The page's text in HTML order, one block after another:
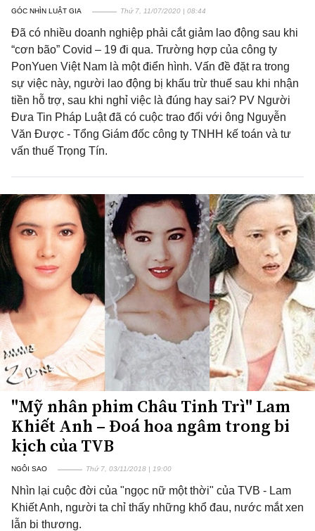
GÓC NHÌN LUẬT GIA Thứ 7, 11/07/2020 | 08:44
Đã có nhiều doanh nghiệp phải cắt giảm lao động sau khi
“cơn bão” Covid – 19 đi qua. Trường hợp của công ty
PonYuen Việt Nam là một điển hình. Vấn đề đặt ra trong
sự việc này, người lao động bị khấu trừ thuế sau khi nhận
tiền hỗ trợ, sau khi nghỉ việc là đúng hay sai? PV Người
Đưa Tin Pháp Luật đã có cuộc trao đổi với ông Nguyễn
Văn Được - Tổng Giám đốc công ty TNHH kế toán và tư
vấn thuế Trọng Tín.
"Mỹ nhân phim Châu Tinh Trì" Lam
Khiết Anh – Đoá hoa ngâm trong bi
kịch của TVB
NGÔI SAO Thứ 7, 03/11/2018 | 19:00
Nhìn lại cuộc đời của "ngọc nữ một thời" của TVB - Lam
Khiết Anh, người ta chỉ thấy những khổ đau, nước mắt xen
lẫn bi thương.